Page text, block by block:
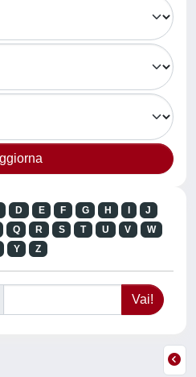
D E F G H
J
Q R S T U V
W
Y Z